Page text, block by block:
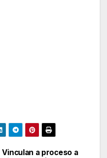
Vinculan a proceso a